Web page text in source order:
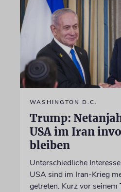
WASHINGTON D.C.
Trump:
USA im Iran
bleiben
Unterschiedliche
USA sind im Iran-Krieg
getreten. Kurz vor seinem